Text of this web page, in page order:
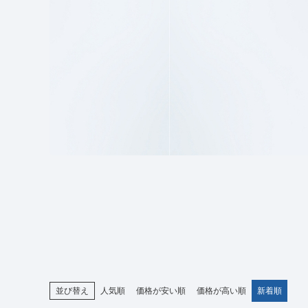
並び替え 人気順 価格が安い順 価格が高い順 新着順